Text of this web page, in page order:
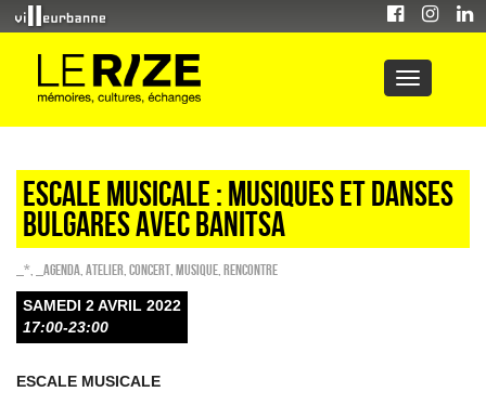
ESCALE MUSICALE : Musiques et danses
bulgares avec Banitsa
_* _Agenda Atelier Concert Musique Rencontre
SAMEDI 2 AVRIL 2022
17:00-23:00
ESCALE MUSICALE